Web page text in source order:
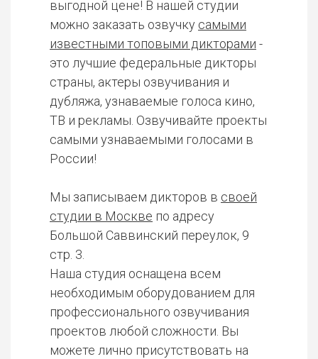
выгодной цене! В нашей студии
можно заказать озвучку самыми
известными топовыми дикторами -
это лучшие федеральные дикторы
страны, актеры озвучивания и
дубляжа, узнаваемые голоса кино,
ТВ и рекламы. Озвучивайте проекты
самыми узнаваемыми голосами в
России!
Мы записываем дикторов в своей
студии в Москве по адресу
Большой Саввинский переулок, 9
стр. 3.
Наша студия оснащена всем
необходимым оборудованием для
профессионального озвучивания
проектов любой сложности. Вы
можете лично присутствовать на